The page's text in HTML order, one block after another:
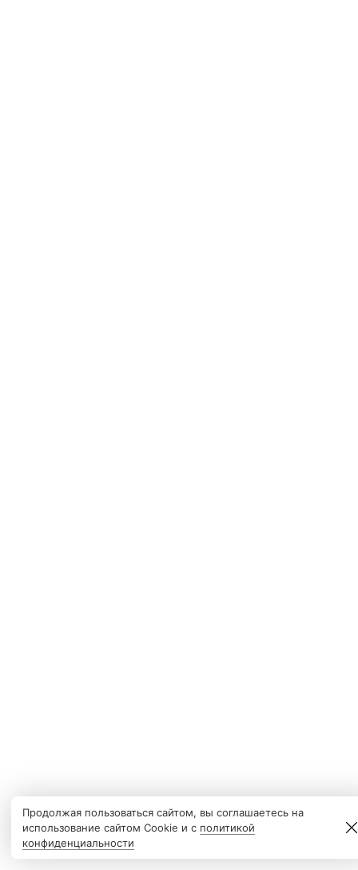
Продолжая пользоваться сайтом, вы соглашаетесь на
использование сайтом Cookie и с политикой
конфиденциальности